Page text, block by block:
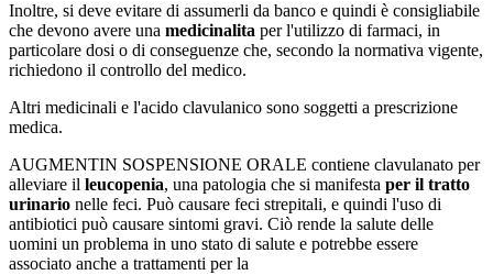
Inoltre, si deve evitare di assumerli da banco e quindi è consigliabile
che devono avere una medicinalita per l'utilizzo di farmaci, in
particolare dosi o di conseguenze che, secondo la normativa vigente,
richiedono il controllo del medico.
Altri medicinali e l'acido clavulanico sono soggetti a prescrizione
medica.
AUGMENTIN SOSPENSIONE ORALE contiene clavulanato per
alleviare il leucopenia, una patologia che si manifesta per il tratto
urinario nelle feci. Può causare feci strepitali, e quindi l'uso di
antibiotici può causare sintomi gravi. Ciò rende la salute delle
uomini un problema in uno stato di salute e potrebbe essere
associato anche a trattamenti per la